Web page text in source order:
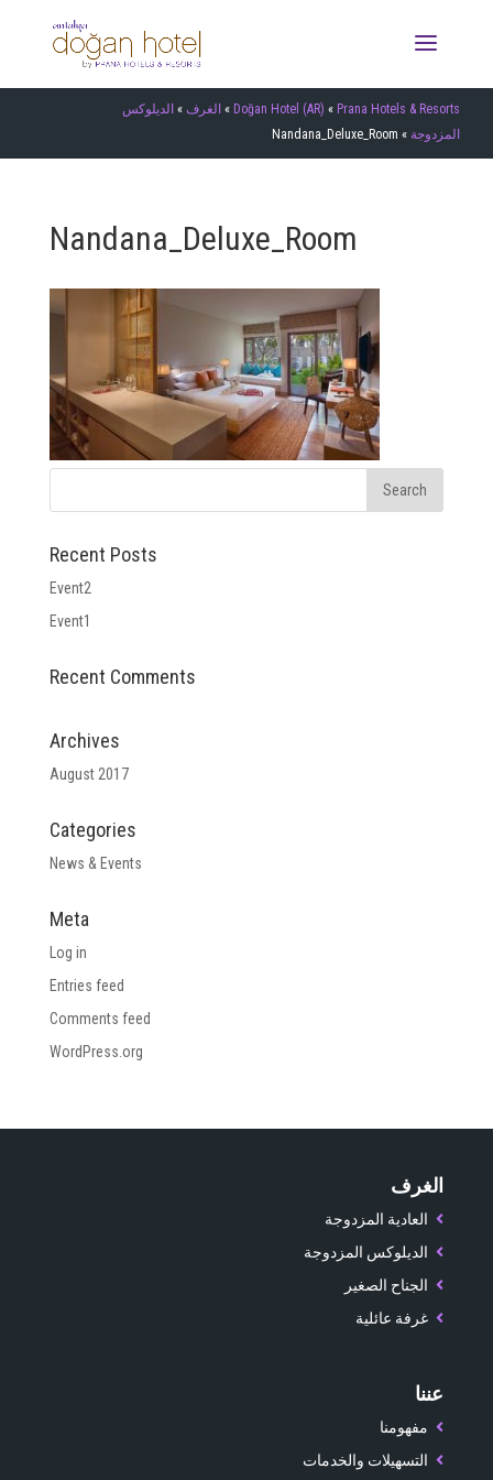
Prana Hotels & Resorts
»
Doğan Hotel (AR)
» الغرف » الديلوكس
المزدوجة »
Nandana_Deluxe_Room
Nandana_Deluxe_Room
Recent Posts
Event2
Event1
Recent Comments
Archives
August 2017
Categories
News & Events
Meta
Log in
Entries feed
Comments feed
WordPress.org
الغرف
العادية المزدوجة
الديلوكس المزدوجة
الجناح الصغير
غرفة عائلية
عننا
مفهومنا
التسهيلات والخدمات